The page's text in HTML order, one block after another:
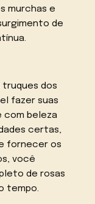
murchas e
de
truques dos
fazer suas
com beleza
certas,
fornecer os
você
de rosas
tempo.